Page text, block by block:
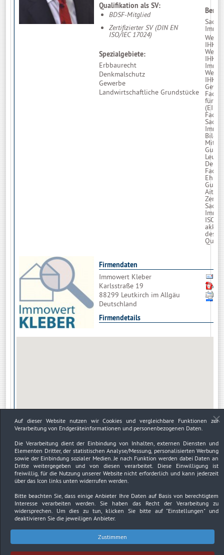
Qualifikation als SV:
BDSF-Mitglied
Zertifizierter SV (DIN EN
ISO/IEC 17024)
Spezialgebiete:
Erbbaurecht
Denkmalschutz
Gewerbe
Landwirtschaftliche Grundstücke
IHK
IHK
IHK
für
ISO/
des
Firmendaten
Immowert Kleber
Karlsstraße 19
88299 Leutkirch im Allgäu
Deutschland
Firmendetails
Impressum
Auf dieser Website nutzen wir Cookies und vergleichbare Funktionen zur
Verarbeitung von Endgeräteinformationen und personenbezogenen Daten.
Die Verarbeitung dient der Einbindung von Inhalten, externen Diensten und
Elementen Dritter, der statistischen Analyse/Messung, personalisierten Werbung
sowie der Einbindung sozialer Medien. Je nach Funktion werden dabei Daten an
Dritte weitergegeben und von diesen verarbeitet. Diese Einwilligung ist
freiwillig, für die Nutzung unserer Website nicht erforderlich und kann jederzeit
über das Icon links unten widerrufen werden.
Bitte beachten Sie, dass einige Anbieter Ihre Daten auf Basis von berechtigtem
Interesse verarbeiten werden. Sie haben das Recht der Verarbeitung zu
widersprechen. Um dies zu tun, klicken Sie bitte auf "Einstellungen"und
deaktivieren Sie die jeweiligen Anbieter.
Zustimmen